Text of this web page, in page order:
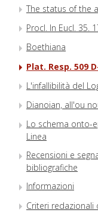
The status of the
Procl. In Eucl. 35.
Boethiana
Plat. Resp. 509
L'infallibilità del
Dianoian, all'ou
Lo schema onto-
Linea
Recensioni e
bibliografiche
Informazioni
Criteri redazionali